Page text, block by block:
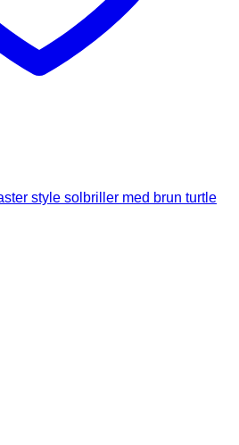
style solbriller med brun turtle